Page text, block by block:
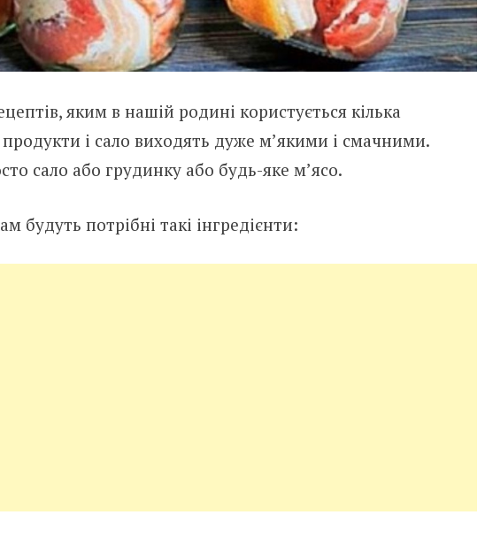
яким в нашій родині користується кілька
продукти і сало виходять дуже м’якими і смачними.
сало або грудинку або будь-яке м’ясо.
будуть потрібні такі інгредієнти: